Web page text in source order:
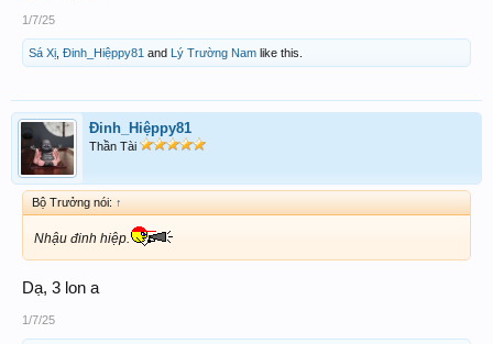
1/7/25
Sá Xị Đinh_Hiệppy81 and Lý Trường Nam like this.
Đinh_Hiệppy81
Thần Tài
Bộ Trưởng nói: ↑
Nhậu đinh hiệp.
Dạ, 3 lon a
1/7/25